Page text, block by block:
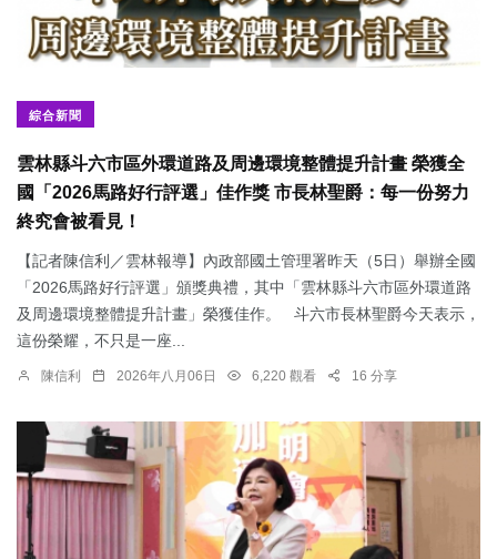
綜合新聞
雲林縣斗六市區外環道路及周邊環境整體提升計畫 榮獲全
國「2026馬路好行評選」佳作獎 市長林聖爵：每一份努力
終究會被看見！
【記者陳信利／雲林報導】內政部國土管理署昨天（5日）舉辦全國
「2026馬路好行評選」頒獎典禮，其中「雲林縣斗六市區外環道路
及周邊環境整體提升計畫」榮獲佳作。 斗六市長林聖爵今天表示，
這份榮耀，不只是一座...
陳信利 2026年八月06日 6,220 觀看 16 分享